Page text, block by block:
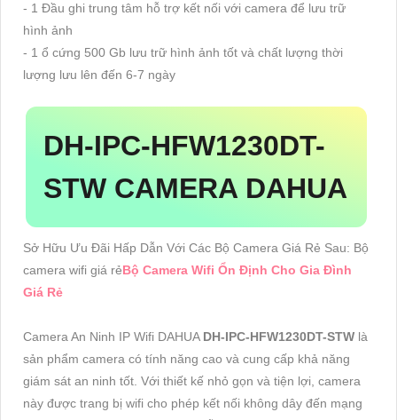
- 1 Đầu ghi trung tâm hỗ trợ kết nối với camera để lưu trữ
hình ảnh
- 1 ổ cứng 500 Gb lưu trữ hình ảnh tốt và chất lượng thời
lượng lưu lên đến 6-7 ngày
DH-IPC-HFW1230DT-
STW CAMERA DAHUA
Sở Hữu Ưu Đãi Hấp Dẫn Với Các Bộ Camera Giá Rẻ Sau: Bộ
camera wifi giá rẻBộ Camera Wifi Ổn Định Cho Gia Đình
Giá Rẻ
Camera An Ninh IP Wifi DAHUA DH-IPC-HFW1230DT-STW là
sản phẩm camera có tính năng cao và cung cấp khả năng
giám sát an ninh tốt. Với thiết kế nhỏ gọn và tiện lợi, camera
này được trang bị wifi cho phép kết nối không dây đến mạng